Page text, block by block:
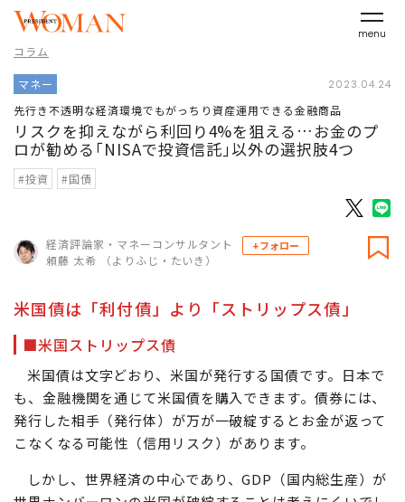
menu
コラム
マネー 2023.04.24
先行き不透明な経済環境でもがっちり資産運用できる金融商品
リスクを抑えながら利回り4%を狙える…お金のプ
ロが勧める｢NISAで投資信託｣以外の選択肢4つ
#投資 #国債
経済評論家・マネーコンサルタント
頼藤 太希 （よりふじ・たいき）
+フォロー
米国債は「利付債」より「ストリップス債」
■米国ストリップス債
米国債は文字どおり、米国が発行する国債です。日本で
も、金融機関を通じて米国債を購入できます。債券には、
発行した相手（発行体）が万が一破綻するとお金が返って
こなくなる可能性（信用リスク）があります。
しかし、世界経済の中心であり、GDP（国内総生産）が